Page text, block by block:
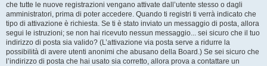
che tutte le nuove registrazioni vengano attivate dall’utente stesso o dagli
amministratori, prima di poter accedere. Quando ti registri ti verrà indicato che
tipo di attivazione è richiesta. Se ti è stato inviato un messaggio di posta, allora
segui le istruzioni; se non hai ricevuto nessun messaggio... sei sicuro che il tuo
indirizzo di posta sia valido? (L’attivazione via posta serve a ridurre la
possibilità di avere utenti anonimi che abusano della Board.) Se sei sicuro che
l’indirizzo di posta che hai usato sia corretto, allora prova a contattare un